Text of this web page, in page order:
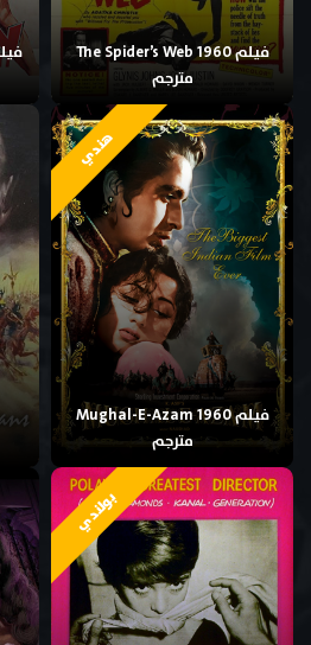
فيلم The Spider’s Web 1960
مترجم
هندي
فيلم Mughal-E-Azam 1960
مترجم
بولندي